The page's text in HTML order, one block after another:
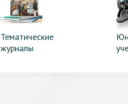
Тематические
журналы